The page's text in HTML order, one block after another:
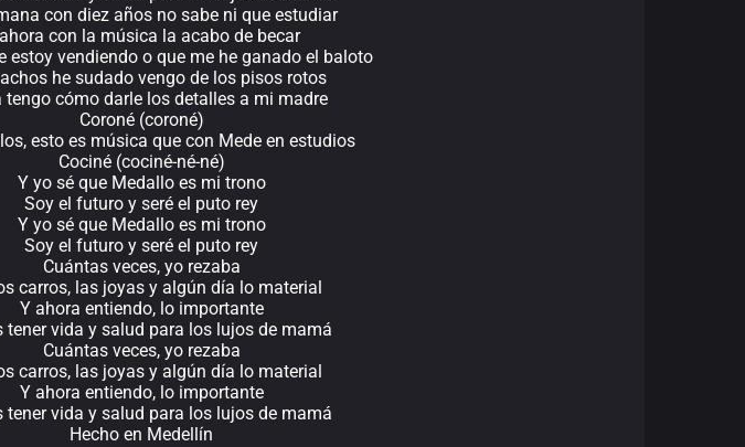
con diez años no sabe ni que estudiar
con la música la acabo de becar
estoy vendiendo o que me he ganado el baloto
he sudado vengo de los pisos rotos
tengo cómo darle los detalles a mi madre
Coroné (coroné)
esto es música que con Mede en estudios
Cociné (cociné-né-né)
Y yo sé que Medallo es mi trono
Soy el futuro y seré el puto rey
Y yo sé que Medallo es mi trono
Soy el futuro y seré el puto rey
Cuántas veces, yo rezaba
carros, las joyas y algún día lo material
Y ahora entiendo, lo importante
tener vida y salud para los lujos de mamá
Cuántas veces, yo rezaba
carros, las joyas y algún día lo material
Y ahora entiendo, lo importante
tener vida y salud para los lujos de mamá
Hecho en Medellín